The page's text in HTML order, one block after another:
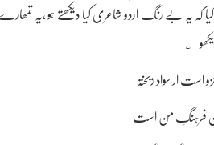
کہ یہ بے رنگ اردو شاعری کیا دیکھتے ہو ،یہ
ار سوادِ ریختہ
فرہنگِ من است